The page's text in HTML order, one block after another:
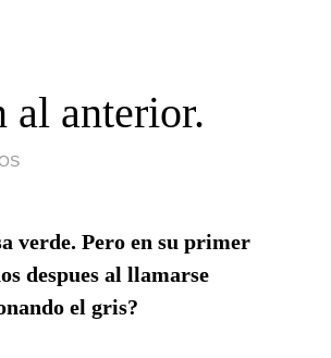
al anterior.
verde. Pero en su primer
despues al llamarse
el gris?